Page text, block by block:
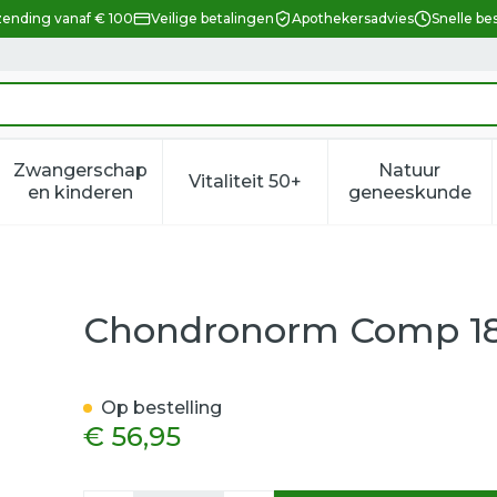
vanaf € 100 Veilige betalingen Apothekersadvies Snelle
verzorging en hygiëne categorie
voor Dieet, voeding en vitamines categorie
Zwangerschap
en kinderenToon submenu voor Zwangerschap en
Vitaliteit 50+Toon submenu voor
Natuur
geneeskunde
Toon
Nutrisan
Chondronorm Comp
€ 56,95
Op bestelling